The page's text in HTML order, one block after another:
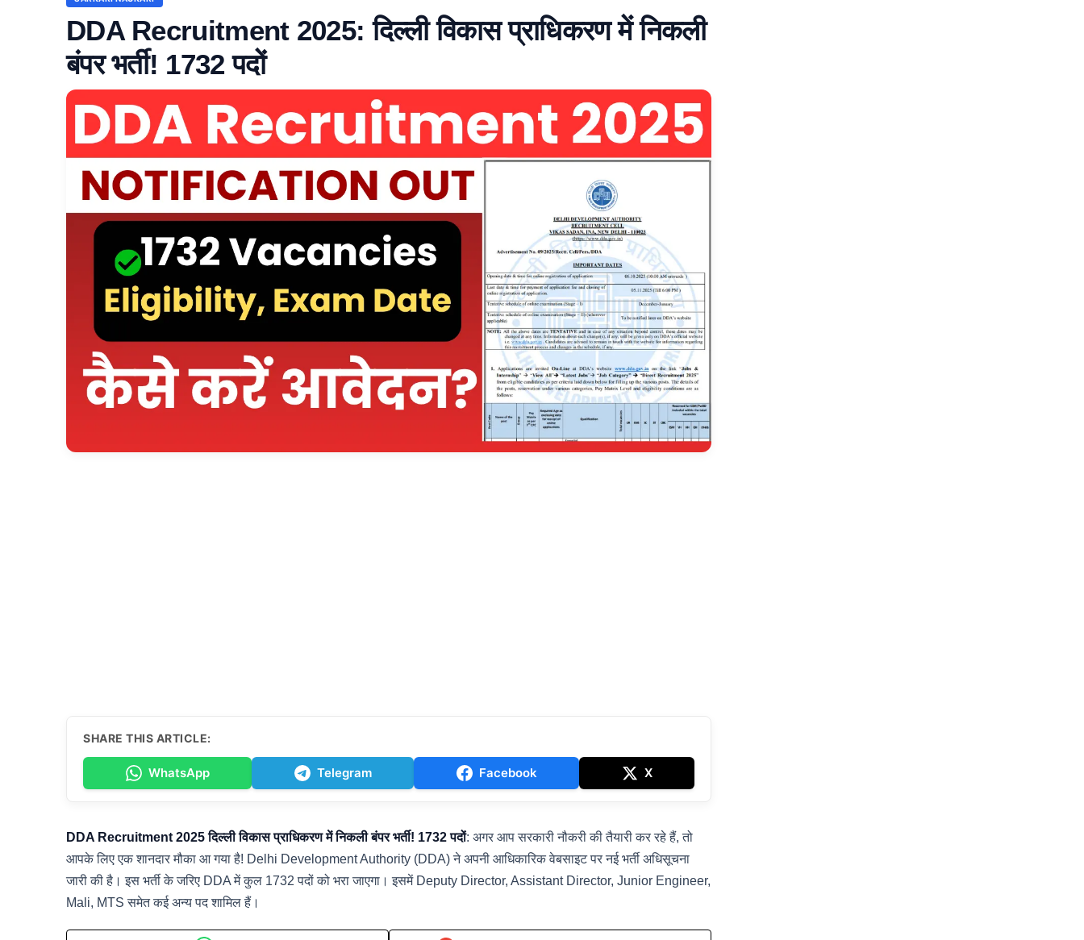
DDA Recruitment 2025: दिल्ली विकास प्राधिकरण में निकली
बंपर भर्ती! 1732 पदों
SHARE THIS ARTICLE:
WhatsApp Telegram Facebook X
DDA Recruitment 2025 दिल्ली विकास प्राधिकरण में निकली बंपर भर्ती! 1732 पदों: अगर आप सरकारी नौकरी की तैयारी कर रहे हैं, तो
आपके लिए एक शानदार मौका आ गया है! Delhi Development Authority (DDA) ने अपनी आधिकारिक वेबसाइट पर नई भर्ती अधिसूचना
जारी की है। इस भर्ती के जरिए DDA में कुल 1732 पदों को भरा जाएगा। इसमें Deputy Director, Assistant Director, Junior Engineer,
Mali, MTS समेत कई अन्य पद शामिल हैं।